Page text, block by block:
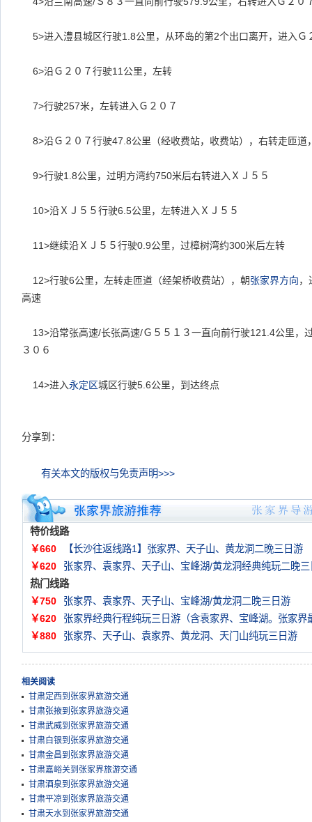
5>进入澧县城区行驶1.8公里，从环岛的第2个出口离开，进入Ｇ
6>沿Ｇ２０７行驶11公里，左转
7>行驶257米，左转进入Ｇ２０７
8>沿Ｇ２０７行驶47.8公里（经收费站，收费站），右转走匝道
9>行驶1.8公里，过明方湾约750米后右转进入ＸＪ５５
10>沿ＸＪ５５行驶6.5公里，左转进入ＸＪ５５
11>继续沿ＸＪ５５行驶0.9公里，过樟树湾约300米后左转
12>行驶6公里，左转走匝道（经架桥收费站），朝张家界方向，
高速
13>沿常张高速/长张高速/Ｇ５５１３一直向前行驶121.4公里，
３０６
14>进入永定区城区行驶5.6公里，到达终点
分享到：
有关本文的版权与免责声明>>>
特价线路
￥660
【长沙往返线路1】张家界、天子山、黄龙洞二晚三日游
￥620
张家界、袁家界、天子山、宝峰湖/黄龙洞经典纯玩二晚三
热门线路
￥750
张家界、袁家界、天子山、宝峰湖/黄龙洞二晚三日游
￥620
张家界经典行程纯玩三日游（含袁家界、宝峰湖。张家界
￥880
张家界、天子山、袁家界、黄龙洞、天门山纯玩三日游
相关阅读
甘肃定西到张家界旅游交通
甘肃张掖到张家界旅游交通
甘肃武威到张家界旅游交通
甘肃白银到张家界旅游交通
甘肃金昌到张家界旅游交通
甘肃嘉峪关到张家界旅游交通
甘肃酒泉到张家界旅游交通
甘肃平凉到张家界旅游交通
甘肃天水到张家界旅游交通